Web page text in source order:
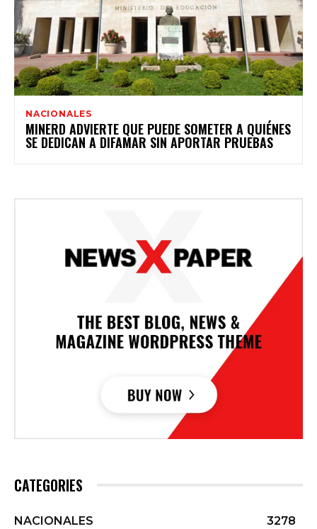
NACIONALES
MINERD ADVIERTE QUE PUEDE SOMETER A QUIÉNES
SE DEDICAN A DIFAMAR SIN APORTAR PRUEBAS
CATEGORIES
NACIONALES
3278